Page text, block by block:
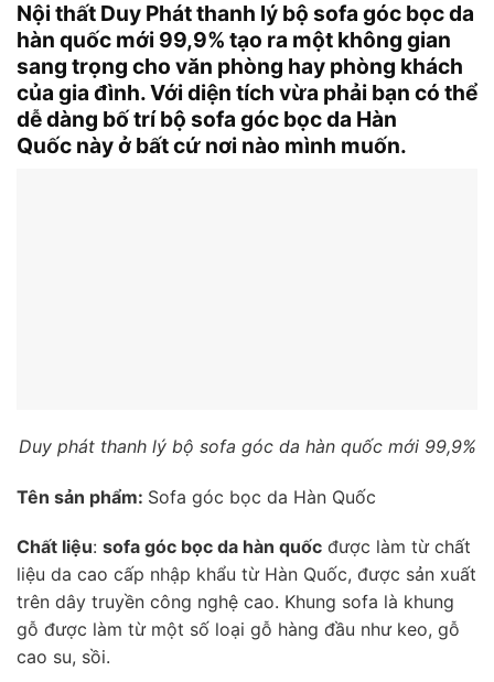
Nội thất Duy Phát thanh lý bộ sofa góc bọc da
hàn quốc mới 99,9% tạo ra một không gian
sang trọng cho văn phòng hay phòng khách
của gia đình. Với diện tích vừa phải bạn có thể
dễ dàng bố trí bộ sofa góc bọc da Hàn
Quốc này ở bất cứ nơi nào mình muốn.
Duy phát thanh lý bộ sofa góc da hàn quốc mới 99,9%
Tên sản phẩm: Sofa góc bọc da Hàn Quốc
Chất liệu: sofa góc bọc da hàn quốc được làm từ chất
liệu da cao cấp nhập khẩu từ Hàn Quốc, được sản xuất
trên dây truyền công nghệ cao. Khung sofa là khung
gỗ được làm từ một số loại gỗ hàng đầu như keo, gỗ
cao su, sồi.